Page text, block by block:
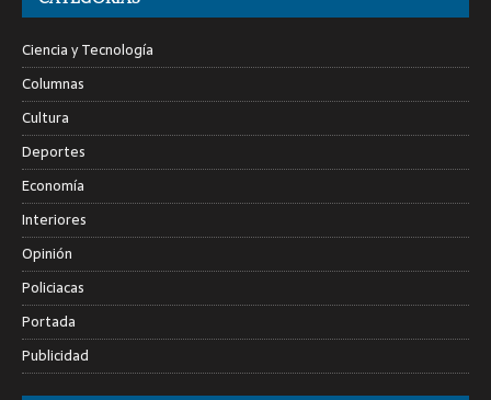
Ciencia y Tecnología
Columnas
Cultura
Deportes
Economía
Interiores
Opinión
Policiacas
Portada
Publicidad